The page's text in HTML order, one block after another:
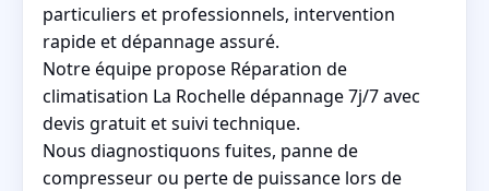
particuliers et professionnels, intervention
rapide et dépannage assuré.
Notre équipe propose Réparation de
climatisation La Rochelle dépannage 7j/7 avec
devis gratuit et suivi technique.
Nous diagnostiquons fuites, panne de
compresseur ou perte de puissance lors de